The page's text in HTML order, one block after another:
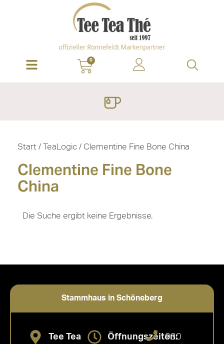
0
Start / TeaLogic / Clementine Fine Bone China
Clementine Fine Bone
China
Die Suche ergibt keine Ergebnisse.
Stammhaus in Schöneberg
Tee Tea
Öffnungszeiten:
030